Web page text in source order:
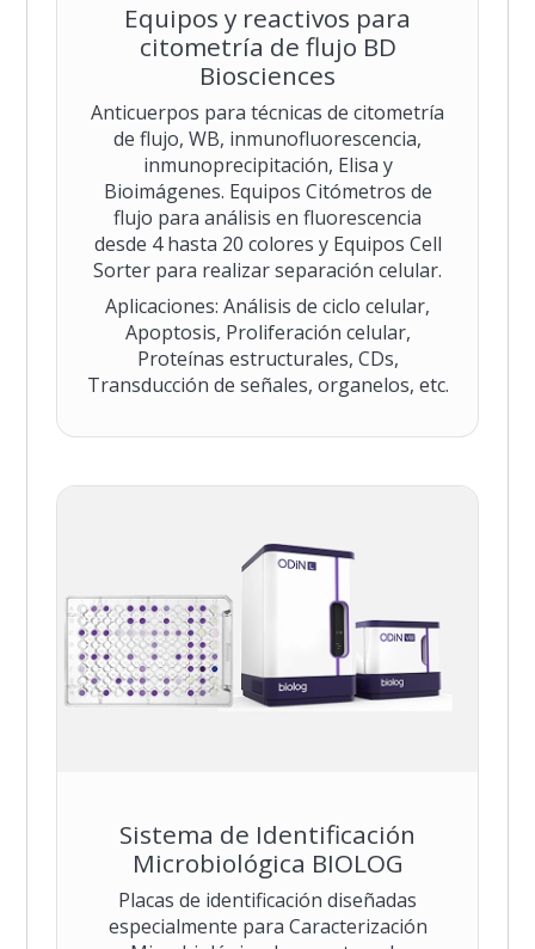
Equipos y reactivos para
citometría de flujo BD
Biosciences
Anticuerpos para técnicas de citometría
de flujo, WB, inmunofluorescencia,
inmunoprecipitación, Elisa y
Bioimágenes. Equipos Citómetros de
flujo para análisis en fluorescencia
desde 4 hasta 20 colores y Equipos Cell
Sorter para realizar separación celular.
Aplicaciones: Análisis de ciclo celular,
Apoptosis, Proliferación celular,
Proteínas estructurales, CDs,
Transducción de señales, organelos, etc.
Sistema de Identificación
Microbiológica BIOLOG
Placas de identificación diseñadas
especialmente para Caracterización